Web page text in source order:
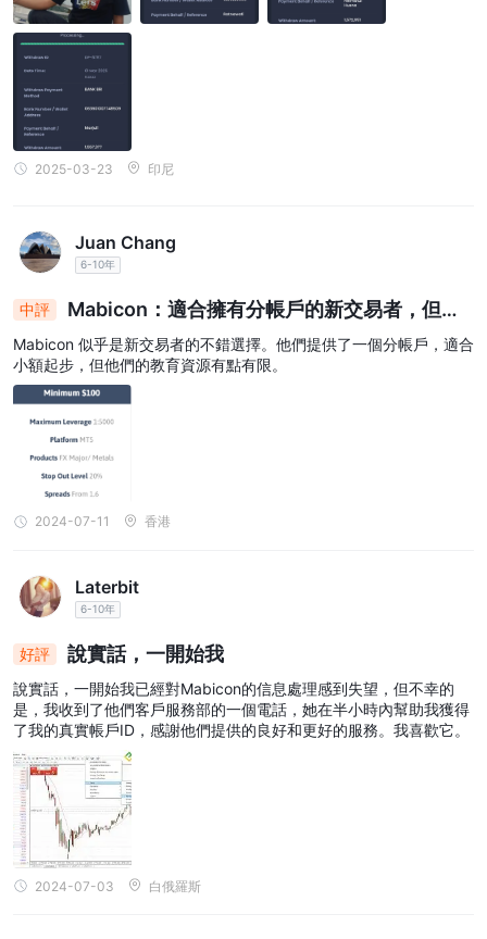
2025-03-23 印尼
Juan Chang
6-10年
中評
Mabicon：適合擁有分帳戶的新交易者，但缺
乏全面的教育
Mabicon 似乎是新交易者的不錯選擇。他們提供了一個分帳戶，適合
小額起步，但他們的教育資源有點有限。
2024-07-11 香港
Laterbit
6-10年
好評 說實話，一開始我
說實話，一開始我已經對Mabicon的信息處理感到失望，但不幸的
是，我收到了他們客戶服務部的一個電話，她在半小時內幫助我獲得
了我的真實帳戶ID，感謝他們提供的良好和更好的服務。我喜歡它。
2024-07-03 白俄羅斯